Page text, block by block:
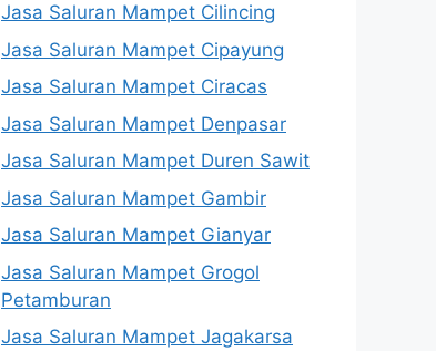
Jasa Saluran Mampet Cilincing
Jasa Saluran Mampet Cipayung
Jasa Saluran Mampet Ciracas
Jasa Saluran Mampet Denpasar
Jasa Saluran Mampet Duren Sawit
Jasa Saluran Mampet Gambir
Jasa Saluran Mampet Gianyar
Jasa Saluran Mampet Grogol
Petamburan
Jasa Saluran Mampet Jagakarsa